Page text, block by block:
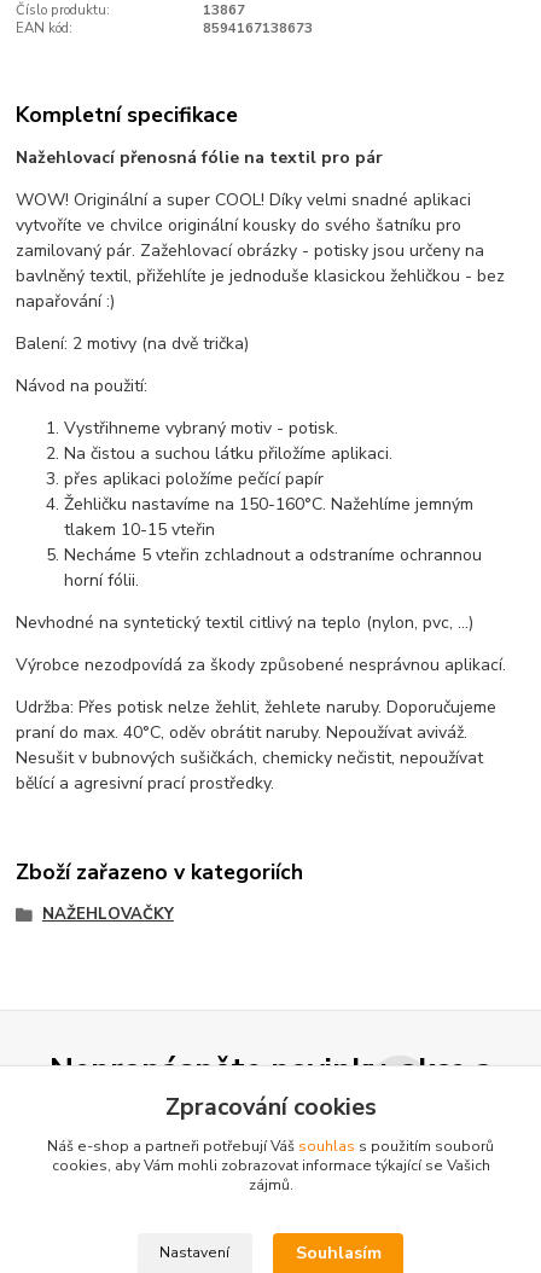
Číslo produktu:
13867
EAN kód:
8594167138673
Kompletní specifikace
Nažehlovací přenosná fólie na textil pro pár
WOW! Originální a super COOL! Díky velmi snadné aplikaci
vytvoříte ve chvilce originální kousky do svého šatníku pro
zamilovaný pár. Zažehlovací obrázky - potisky jsou určeny na
bavlněný textil, přižehlíte je jednoduše klasickou žehličkou - bez
napařování :)
Balení: 2 motivy (na dvě trička)
Návod na použití:
Vystřihneme vybraný motiv - potisk.
Na čistou a suchou látku přiložíme aplikaci.
přes aplikaci položíme pečící papír
Žehličku nastavíme na 150-160°C. Nažehlíme jemným
tlakem 10-15 vteřin
Necháme 5 vteřin zchladnout a odstraníme ochrannou
horní fólii.
Nevhodné na syntetický textil citlivý na teplo (nylon, pvc, ...)
Výrobce nezodpovídá za škody způsobené nesprávnou aplikací.
Udržba: Přes potisk nelze žehlit, žehlete naruby. Doporučujeme
praní do max. 40°C, oděv obrátit naruby. Nepoužívat aviváž.
Nesušit v bubnových sušičkách, chemicky nečistit, nepoužívat
bělící a agresivní prací prostředky.
Zboží zařazeno v kategoriích
NAŽEHLOVAČKY
Nepropásněte novinky, akce a
slevy!
zpracováním osobních údajůza účelem rozesílky newsletteru.
Můžete se kdykoli odhlásit. Zasíláme jednou za 14 dní.
Zpracování cookies
Náš e-shop a partneři potřebují Váš souhlas s použitím souborů
cookies, aby Vám mohli zobrazovat informace týkající se Vašich
zájmů.
Nastavení Souhlasím